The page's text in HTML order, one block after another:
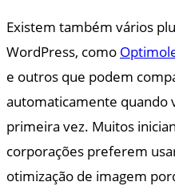
Existem também vários
WordPress, como
e outros que podem
automaticamente quando
primeira vez. Muitos
corporações preferem
otimização de imagem